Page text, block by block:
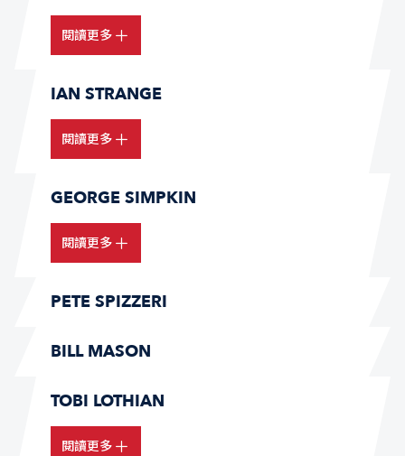
閱讀更多
IAN STRANGE
閱讀更多
GEORGE SIMPKIN
閱讀更多
PETE SPIZZERI
BILL MASON
TOBI LOTHIAN
閱讀更多